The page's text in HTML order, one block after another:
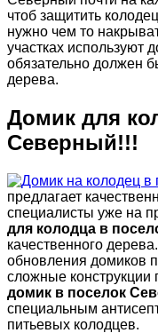
чтоб защитить
нужно чем то
участках используют
обязательно должен
дерева.
Домик для
Северный!!!
предлагает
специалисты уже на
для колодца в
качественного
обновления домиков
сложные конструкции
домик в поселок
специальным
питьевых колодцев.